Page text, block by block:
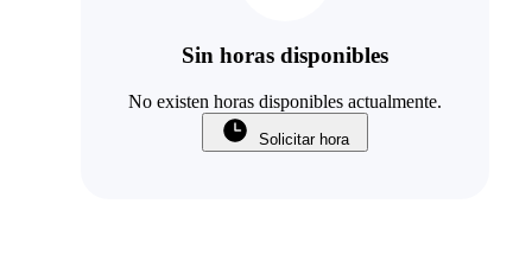
Sin horas disponibles
No existen horas disponibles actualmente.
Solicitar hora